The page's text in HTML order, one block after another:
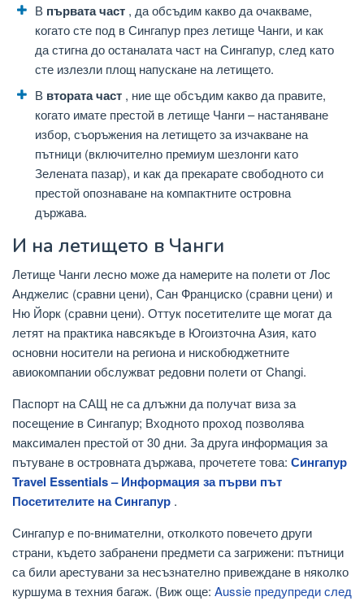
В първата част , да обсъдим какво да очакваме,
когато сте под в Сингапур през летище Чанги, и как
да стигна до останалата част на Сингапур, след като
сте излезли площ напускане на летището.
В втората част , ние ще обсъдим какво да правите,
когато имате престой в летище Чанги – настаняване
избор, съоръжения на летището за изчакване на
пътници (включително премиум шезлонги като
Зелената пазар), и как да прекарате свободното си
престой опознаване на компактните островна
държава.
И на летището в Чанги
Летище Чанги лесно може да намерите на полети от Лос
Анджелис (сравни цени), Сан Франциско (сравни цени) и
Ню Йорк (сравни цени). Оттук посетителите ще могат да
летят на практика навсякъде в Югоизточна Азия, като
основни носители на региона и нискобюджетните
авиокомпании обслужват редовни полети от Changi.
Паспорт на САЩ не са длъжни да получат виза за
посещение в Сингапур; Входното проход позволява
максимален престой от 30 дни. За друга информация за
пътуване в островната държава, прочетете това: Сингапур
Travel Essentials – Информация за първи път
Посетителите на Сингапур .
Сингапур е по-внимателни, отколкото повечето други
страни, където забранени предмети са загрижени: пътници
са били арестувани за несъзнателно привеждане в няколко
куршума в техния багаж. (Виж още: Aussie предупреди след